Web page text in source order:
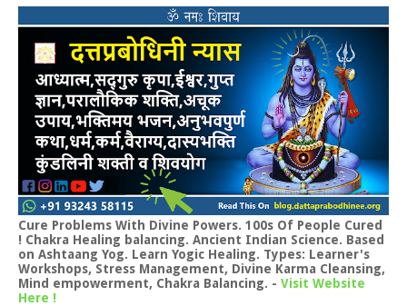
Cure Problems With Divine Powers. 100s Of People Cured
! Chakra Healing balancing. Ancient Indian Science. Based
on Ashtaang Yog. Learn Yogic Healing. Types: Learner's
Workshops, Stress Management, Divine Karma Cleansing,
Mind empowerment, Chakra Balancing. - Visit Website
Here !